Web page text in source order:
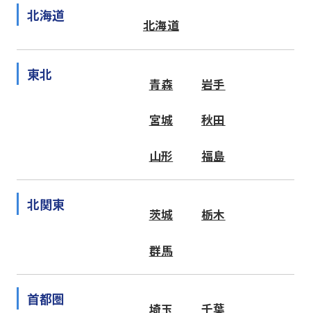
北海道
北海道
東北
青森 岩手
宮城 秋田
山形 福島
北関東
茨城 栃木
群馬
首都圏
埼玉 千葉